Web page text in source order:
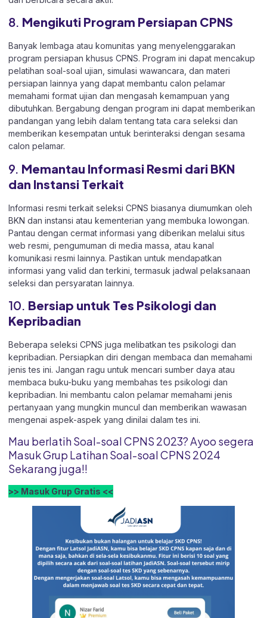
8. Mengikuti Program Persiapan CPNS
Banyak lembaga atau komunitas yang menyelenggarakan
program persiapan khusus CPNS. Program ini dapat mencakup
pelatihan soal-soal ujian, simulasi wawancara, dan materi
persiapan lainnya yang dapat membantu calon pelamar
memahami format ujian dan mengasah kemampuan yang
dibutuhkan. Bergabung dengan program ini dapat memberikan
pandangan yang lebih dalam tentang tata cara seleksi dan
memberikan kesempatan untuk berinteraksi dengan sesama
calon pelamar.
9. Memantau Informasi Resmi dari BKN
dan Instansi Terkait
Informasi resmi terkait seleksi CPNS biasanya diumumkan oleh
BKN dan instansi atau kementerian yang membuka lowongan.
Pantau dengan cermat informasi yang diberikan melalui situs
web resmi, pengumuman di media massa, atau kanal
komunikasi resmi lainnya. Pastikan untuk mendapatkan
informasi yang valid dan terkini, termasuk jadwal pelaksanaan
seleksi dan persyaratan lainnya.
10. Bersiap untuk Tes Psikologi dan
Kepribadian
Beberapa seleksi CPNS juga melibatkan tes psikologi dan
kepribadian. Persiapkan diri dengan membaca dan memahami
jenis tes ini. Jangan ragu untuk mencari sumber daya atau
membaca buku-buku yang membahas tes psikologi dan
kepribadian. Ini membantu calon pelamar memahami jenis
pertanyaan yang mungkin muncul dan memberikan wawasan
mengenai aspek-aspek yang dinilai dalam tes ini.
Mau berlatih Soal-soal CPNS 2023? Ayoo segera
Masuk Grup Latihan Soal-soal CPNS 2024
Sekarang juga!!
>> Masuk Grup Gratis <<